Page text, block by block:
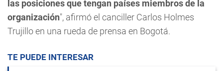
las posiciones que tengan países miembros de la
organización", afirmó el canciller Carlos Holmes
Trujillo en una rueda de prensa en Bogotá.
TE PUEDE INTERESAR